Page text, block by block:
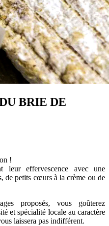
BRIE DE
!
leur effervescence avec une
de petits cœurs à la crème ou de
proposés, vous goûterez
et spécialité locale au caractère
laissera pas indifférent.